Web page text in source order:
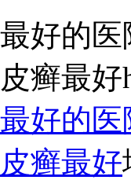
好的
癣最好
好的
癣最好